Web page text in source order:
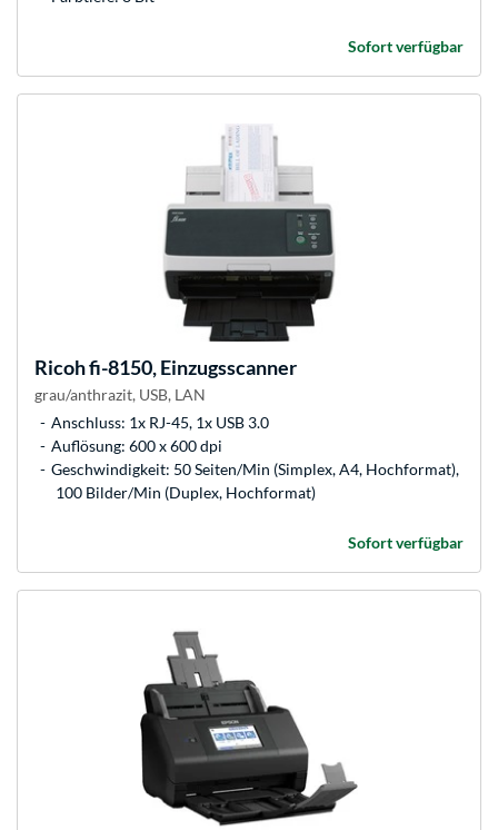
Sofort verfügbar
Ricohfi-8150, Einzugsscanner
grau/anthrazit, USB, LAN
Anschluss: 1x RJ-45, 1x USB 3.0
Auflösung: 600 x 600 dpi
Geschwindigkeit: 50 Seiten/Min (Simplex, A4, Hochformat),
100 Bilder/Min (Duplex, Hochformat)
Sofort verfügbar